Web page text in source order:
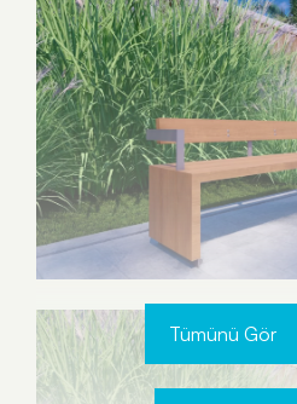
Tümünü Gör